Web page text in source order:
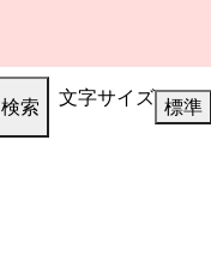
検索 文字サイズ 標準